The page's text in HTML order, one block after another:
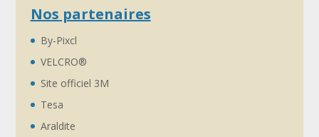
Nos partenaires
By-Pixcl
VELCRO®
Site officiel 3M
Tesa
Araldite